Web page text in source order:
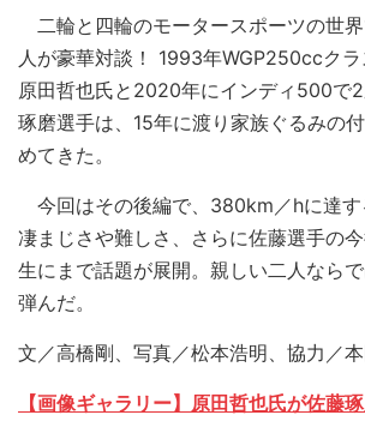
二輪と四輪のモータースポーツの世
人が豪華対談！ 1993年WGP250ccク
原田哲也氏と2020年にインディ500で
琢磨選手は、15年に渡り家族ぐるみの
めてきた。
今回はその後編で、380km／hに達
凄まじさや難しさ、さらに佐藤選手の
生にまで話題が展開。親しい二人なら
弾んだ。
文／高橋剛、写真／松本浩明、協力／
【画像ギャラリー】原田哲也氏が佐藤